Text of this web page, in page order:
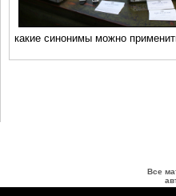
какие синонимы можно
Все